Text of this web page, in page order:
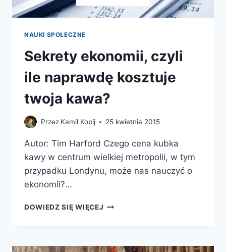
NAUKI SPOŁECZNE
Sekrety ekonomii, czyli
ile naprawdę kosztuje
twoja kawa?
Przez Kamil Kopij 25 kwietnia 2015
Autor: Tim Harford Czego cena kubka
kawy w centrum wielkiej metropolii, w tym
przypadku Londynu, może nas nauczyć o
ekonomii?…
DOWIEDZ SIĘ WIĘCEJ SEKRETY
NAPRAWDĘ